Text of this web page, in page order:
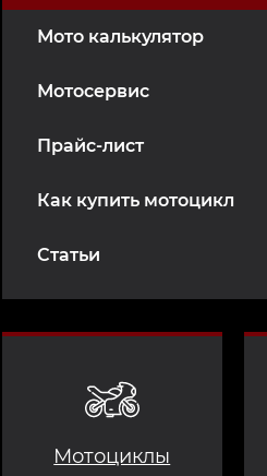
Мото калькулятор
Мотосервис
Прайс-лист
Как купить мотоцикл
Статьи
Мотоциклы